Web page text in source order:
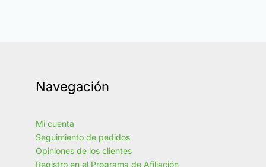
Navegación
Mi cuenta
Seguimiento de pedidos
Opiniones de los clientes
Registro en el Programa de Afiliación